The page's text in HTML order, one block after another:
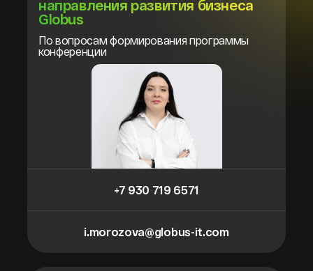
направления развития бизнеса
Globus
По вопросам формирования программы
конференции
+7 930 719 6571
i.morozova@globus-it.com